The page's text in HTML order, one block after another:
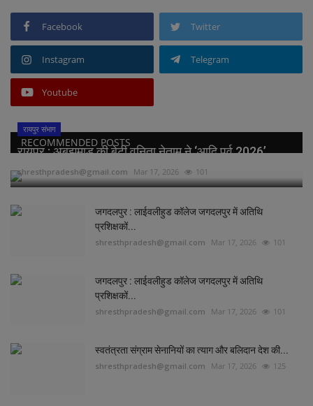
Facebook Twitter
Instagram Telegram
Youtube
RECOMMENDED POSTS
रायपुर संभाग
रायपुर : अबूझमाड़ की बेटी वनिता नेताम ने ‘आदि पर्व 2026’...
shresthpradesh@gmail.com Mar 17, 2026 101
जगदलपुर : लाईवलीहुड कॉलेज जगदलपुर में अतिथि
प्रशिक्षकों...
shresthpradesh@gmail.com Mar 17, 2026 101
जगदलपुर : लाईवलीहुड कॉलेज जगदलपुर में अतिथि
प्रशिक्षकों...
shresthpradesh@gmail.com Mar 17, 2026 101
स्वतंत्रता संग्राम सेनानियों का त्याग और बलिदान देश की...
shresthpradesh@gmail.com Mar 17, 2026 125